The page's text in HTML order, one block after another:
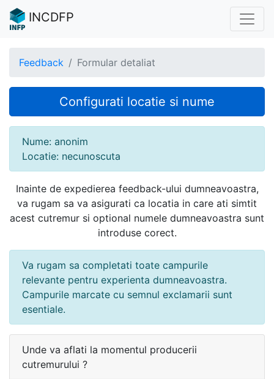
INCDFP
Feedback Formular detaliat
Configurati locatie si nume
Nume: anonim
Locatie: necunoscuta
Inainte de expedierea feedback-ului dumneavoastra,
va rugam sa va asigurati ca locatia in care ati simtit
acest cutremur si optional numele dumneavoastra sunt
introduse corect.
Va rugam sa completati toate campurile
relevante pentru experienta dumneavoastra.
Campurile marcate cu semnul exclamarii sunt
esentiale.
Unde va aflati la momentul producerii
cutremurului ?